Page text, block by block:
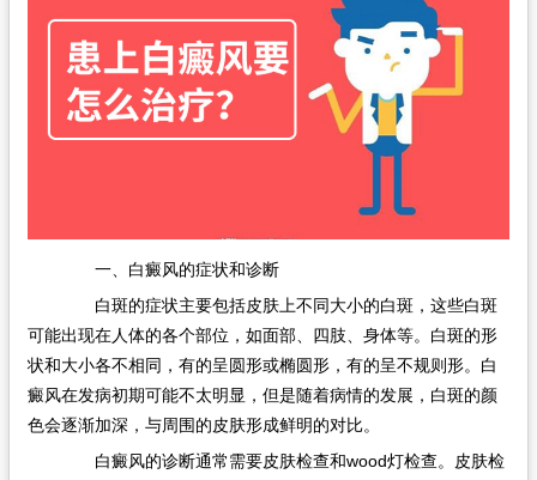
一、白癜风的症状和诊断
白斑的症状主要包括皮肤上不同大小的白斑，这些白斑
可能出现在人体的各个部位，如面部、四肢、身体等。白斑的形
状和大小各不相同，有的呈圆形或椭圆形，有的呈不规则形。白
癜风在发病初期可能不太明显，但是随着病情的发展，白斑的颜
色会逐渐加深，与周围的皮肤形成鲜明的对比。
白癜风的诊断通常需要皮肤检查和wood灯检查。皮肤检